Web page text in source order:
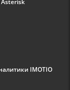
IMOTIO